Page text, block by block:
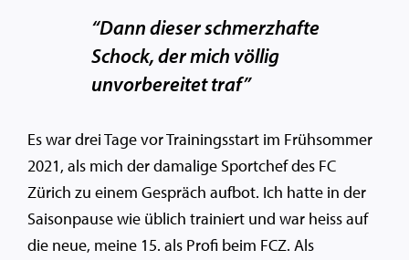
“Dann dieser schmerzhafte
Schock, der mich völlig
unvorbereitet traf”
Es war drei Tage vor Trainingsstart im Frühsommer
2021, als mich der damalige Sportchef des FC
Zürich zu einem Gespräch aufbot. Ich hatte in der
Saisonpause wie üblich trainiert und war heiss auf
die neue, meine 15. als Profi beim FCZ. Als